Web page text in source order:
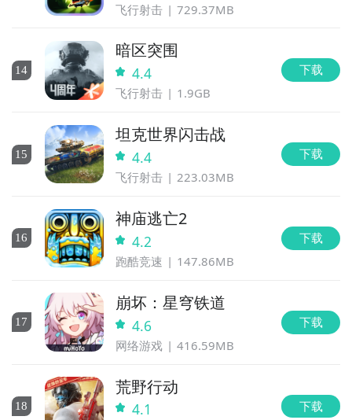
飞行射击 729.37MB
14
暗区突围
4.4
飞行射击 1.9GB
下载
15
坦克世界闪击战
4.4
飞行射击 223.03MB
下载
16
神庙逃亡2
4.2
跑酷竞速 147.86MB
下载
17
崩坏：星穹铁道
4.6
网络游戏 416.59MB
下载
18
荒野行动
4.1 下载